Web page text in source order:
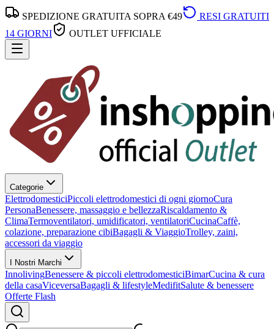
SPEDIZIONE GRATUITA SOPRA €49
RESI GRATUITI
14 GIORNI
OUTLET UFFICIALE
Categorie
ElettrodomesticiPiccoli elettrodomestici di ogni giornoCura
PersonaBenessere, massaggio e bellezzaRiscaldamento &
ClimaTermoventilatori, umidificatori, ventilatoriCucinaCaffè,
colazione, preparazione cibiBagagli & ViaggioTrolley, zaini,
accessori da viaggio
I Nostri Marchi
InnolivingBenessere & piccoli elettrodomesticiBimarCucina & cura
della casaViceversaBagagli & lifestyleMedifitSalute & benessere
Offerte Flash